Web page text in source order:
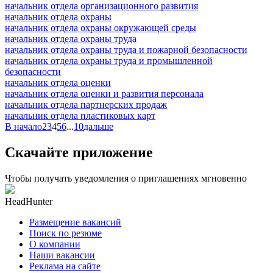
начальник отдела организационного развития
начальник отдела охраны
начальник отдела охраны окружающей среды
начальник отдела охраны труда
начальник отдела охраны труда и пожарной безопасности
начальник отдела охраны труда и промышленной
безопасности
начальник отдела оценки
начальник отдела оценки и развития персонала
начальник отдела партнерских продаж
начальник отдела пластиковых карт
В начало23456...10дальше
Скачайте приложение
Чтобы получать уведомления о приглашениях мгновенно
HeadHunter
Размещение вакансий
Поиск по резюме
О компании
Наши вакансии
Реклама на сайте